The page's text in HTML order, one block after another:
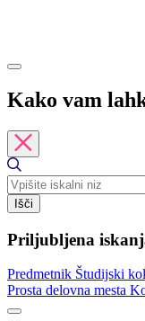
Kako vam
Išči
Priljubljena
Predmetnik Študijski
Prosta delovna mesta